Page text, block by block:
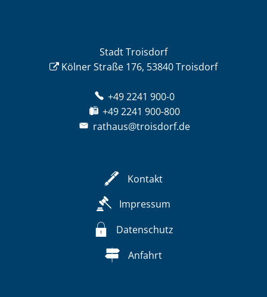
Stadt Troisdorf
Kölner Straße 176, 53840 Troisdorf
+49 2241 900-0
+49 2241 900-800
rathaus@troisdorf.de
Kontakt
Impressum
Datenschutz
Anfahrt